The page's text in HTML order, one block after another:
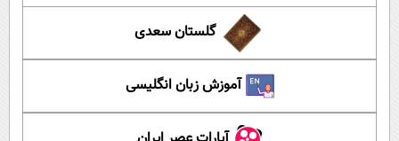
گلستان سعدی
آموزش زبان انگلیسی